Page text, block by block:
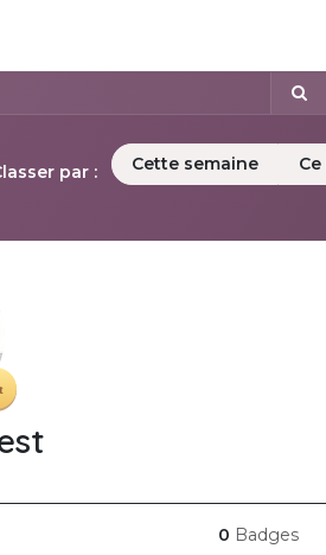
par : Cette semaine
0 Badges